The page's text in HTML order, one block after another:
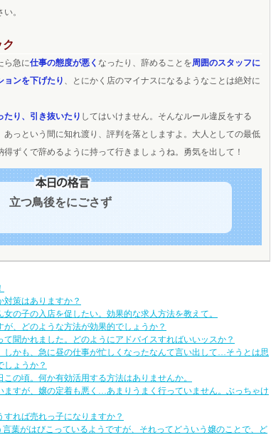
。
ら急に仕事の態度が悪く なったり、辞めることを周囲のスタッフに
ョンを下げたり 、とにかく店のマイナスになるようなことは絶対に
たり、引き抜いたり してはいけません。そんなルール違反をする
あっという間に知れ渡り、評判を落としますよ。大人としての最低
ずくで辞めるように持って行きましょうね。勇気を出して！
立つ鳥後をにごさず
策はありますか？
の子の入店を促したい。効果的な求人方法を教えて。
、どのような方法が効果的でしょうか？
聞かれました。どのようにアドバイスすればいいッスか？
しかも、急に昼の仕事が忙しくなったなんて言い出して…そうとは思
ょうか？
の頃。何か有効活用する方法はありませんか。
ますが、嬢の定着も悪く…あまりうまく行っていません。ぶっちゃけ
れば売れっ子になりますか？
葉がはびこっているようですが、それってどういう嬢のことで、ど